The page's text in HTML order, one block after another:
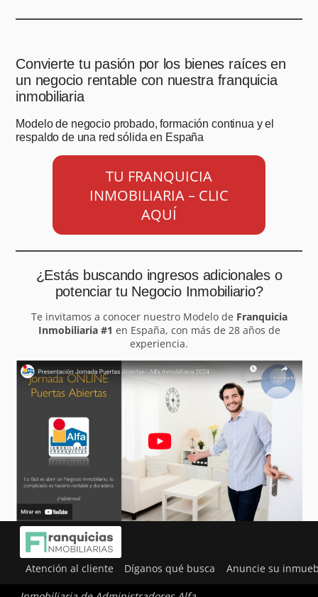
Convierte tu pasión por los bienes raíces en
un negocio rentable con nuestra franquicia
inmobiliaria
Modelo de negocio probado, formación continua y el
respaldo de una red sólida en España
TU FRANQUICIA
INMOBILIARIA – CLIC
AQUÍ
¿Estás buscando ingresos adicionales o
potenciar tu Negocio Inmobiliario?
Te invitamos a conocer nuestro Modelo de Franquicia
Inmobiliaria #1 en España, con más de 28 años de
experiencia.
Atención al cliente Díganos qué busca Anuncie su